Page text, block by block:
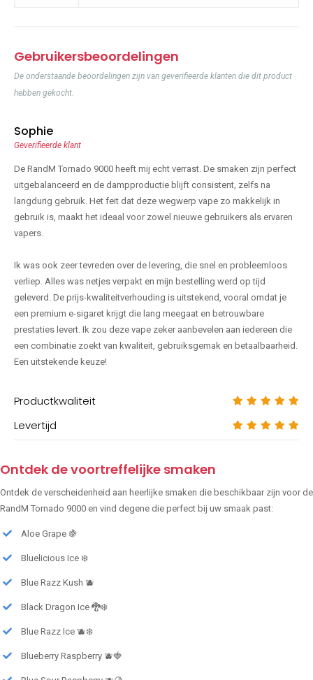
Gebruikersbeoordelingen
De onderstaande beoordelingen zijn van geverifieerde klanten die dit product
hebben gekocht.
Sophie
Geverifieerde klant
De RandM Tornado 9000 heeft mij echt verrast. De smaken zijn perfect
uitgebalanceerd en de dampproductie blijft consistent, zelfs na
langdurig gebruik. Het feit dat deze wegwerp vape zo makkelijk in
gebruik is, maakt het ideaal voor zowel nieuwe gebruikers als ervaren
vapers.
Ik was ook zeer tevreden over de levering, die snel en probleemloos
verliep. Alles was netjes verpakt en mijn bestelling werd op tijd
geleverd. De prijs-kwaliteitverhouding is uitstekend, vooral omdat je
een premium e-sigaret krijgt die lang meegaat en betrouwbare
prestaties levert. Ik zou deze vape zeker aanbevelen aan iedereen die
een combinatie zoekt van kwaliteit, gebruiksgemak en betaalbaarheid.
Een uitstekende keuze!
Productkwaliteit
Levertijd
Ontdek de voortreffelijke smaken
Ontdek de verscheidenheid aan heerlijke smaken die beschikbaar zijn voor de
RandM Tornado 9000 en vind degene die perfect bij uw smaak past:
Aloe Grape 🍇
Bluelicious Ice ❄️
Blue Razz Kush 🫐
Black Dragon Ice 🐉❄️
Blue Razz Ice 🫐❄️
Blueberry Raspberry 🫐🍓